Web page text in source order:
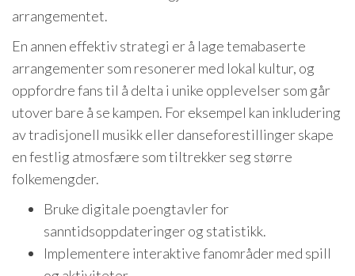
arrangementet.
En annen effektiv strategi er å lage temabaserte
arrangementer som resonerer med lokal kultur, og
oppfordre fans til å delta i unike opplevelser som går
utover bare å se kampen. For eksempel kan inkludering
av tradisjonell musikk eller danseforestillinger skape
en festlig atmosfære som tiltrekker seg større
folkemengder.
Bruke digitale poengtavler for
sanntidsoppdateringer og statistikk.
Implementere interaktive fanområder med spill